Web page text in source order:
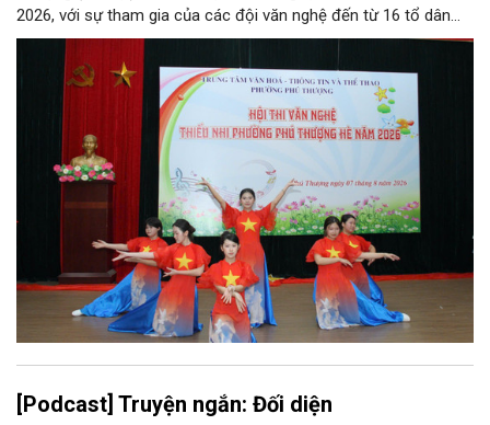
2026, với sự tham gia của các đội văn nghệ đến từ 16 tổ dân
phố trên địa bàn.
[Podcast] Truyện ngắn: Đối diện